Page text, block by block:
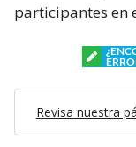
participantes en
Revisa nuestra